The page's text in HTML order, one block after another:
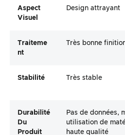
Aspect
Visuel
Design attrayant
Traiteme
Nt
Très bonne
Stabilité Très stable
Durabilité
Du
Produit
Pas de données,
utilisation de
haute qualité